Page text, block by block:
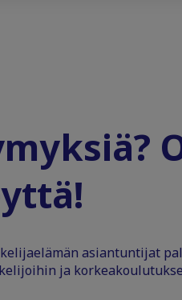
asiantuntijat
ja